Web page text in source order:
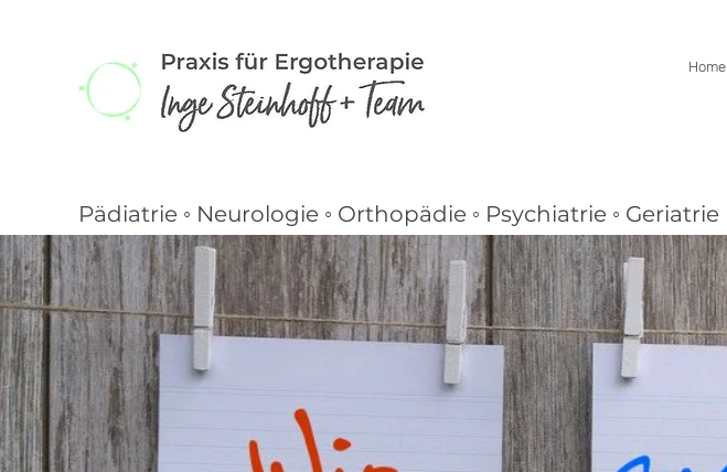
Home
Pädiatrie ◦ Neurologie ◦ Orthopädie ◦ Psychiatrie ◦ Geriatrie